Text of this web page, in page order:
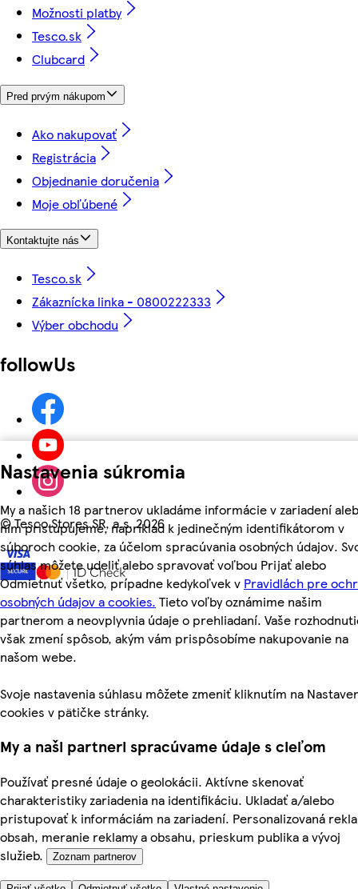
Nastavenia súkromia
My a našich 18 partnerov ukladáme informácie v zariadení
nim pristupujeme, napríklad k jedinečným identifikátorom v
súboroch cookie, za účelom spracúvania osobných údajov.
súhlas môžete udeliť alebo spravovať voľbou Prijať alebo
Odmietnuť všetko, prípadne kedykoľvek v Pravidlách pre
osobných údajov a cookies. Tieto voľby oznámime našim
partnerom a neovplyvnia údaje o prehliadaní. Vaše
však zmení spôsob, akým vám prispôsobíme nakupovanie na
našom webe.
Svoje nastavenia súhlasu môžete zmeniť kliknutím na
cookies v pätičke stránky.
My a naši partneri spracúvame údaje s cieľom
Používať presné údaje o geolokácii. Aktívne skenovať
charakteristiky zariadenia na identifikáciu. Ukladať a/alebo
pristupovať k informáciám na zariadení. Personalizovaná
obsah, meranie reklamy a obsahu, prieskum publika a vývoj
služieb.
Zoznam partnerov
Možnosti platby
Tesco.sk
Clubcard
Pred prvým nákupom
Ako nakupovať
Registrácia
Objednanie doručenia
Moje obľúbené
Kontaktujte nás
Tesco.sk
Zákaznícka linka - 0800222333
Výber obchodu
followUs
©Tesco Stores SR, a.s. 2026